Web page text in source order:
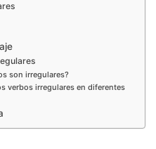
son irregulares?
verbos irregulares en diferentes